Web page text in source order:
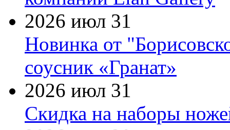
2026 июл 31
Новинка от
соусник «Гранат»
2026 июл 31
Скидка на наборы